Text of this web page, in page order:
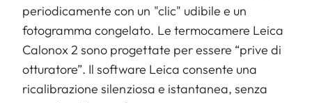
periodicamente con un "clic" udibile e un
fotogramma congelato. Le termocamere Leica
Calonox 2 sono progettate per essere “prive di
otturatore”. Il software Leica consente una
ricalibrazione silenziosa e istantanea, senza